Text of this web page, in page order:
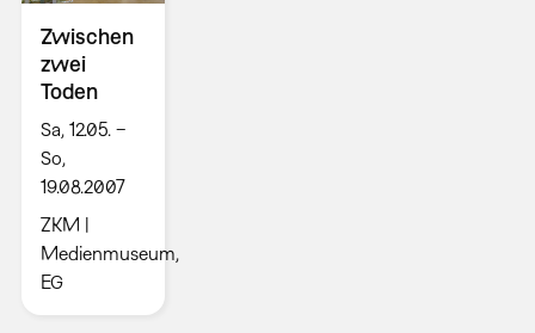
Zwischen
zwei
Toden
Sa, 12.05. –
So,
19.08.2007
ZKM |
Medienmuseum,
EG